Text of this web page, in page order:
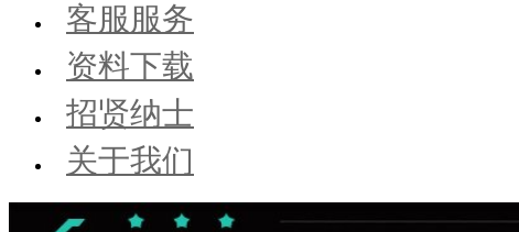
客服服务
资料下载
招贤纳士
关于我们